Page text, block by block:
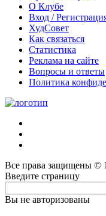
О Клубе
Вход /
ХудСовет
Как связаться
Статистика
Реклама на сайте
Вопросы и ответы
Политика
Все права защищены ©
Введите страницу
Вы не авторизованы